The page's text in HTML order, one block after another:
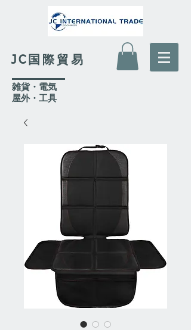
JC国際貿易
​雑貨・電気
​屋外・工具